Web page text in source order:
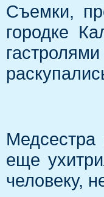
Съемки,
городке
еще
человеку,